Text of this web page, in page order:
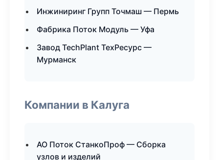
Инжиниринг Групп Точмаш — Пермь
Фабрика Поток Модуль — Уфа
Завод TechPlant ТехРесурс —
Мурманск
Компании в Калуга
АО Поток СтанкоПроф — Сборка
узлов и изделий